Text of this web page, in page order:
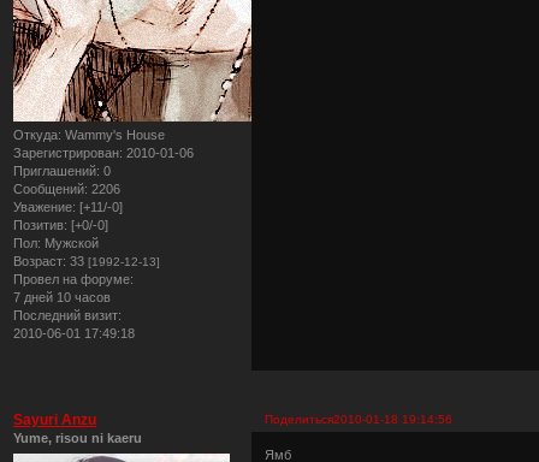
Откуда: Wammy's House
Зарегистрирован: 2010-01-06
Приглашений: 0
Сообщений: 2206
Уважение: [+11/-0]
Позитив: [+0/-0]
Пол: Мужской
Возраст: 33 [1992-12-13]
Провел на форуме:
7 дней 10 часов
Последний визит:
2010-06-01 17:49:18
Поделиться2010-01-18 19:14:56
Sayuri Anzu
Yume, risou ni kaeru
Ямб